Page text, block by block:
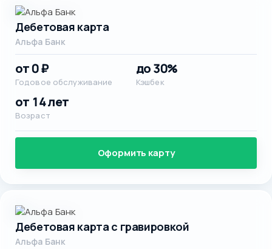
Дебетовая карта
Альфа Банк
от 0 ₽
Годовое обслуживание
до 30%
Кэшбек
от 14 лет
Возраст
Оформить карту
Дебетовая карта с гравировкой
Альфа Банк